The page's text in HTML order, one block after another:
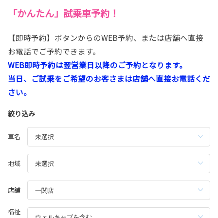
「かんたん」試乗車予約！
【即時予約】ボタンからのWEB予約、または店舗へ直接
お電話でご予約できます。
WEB即時予約は翌営業日以降のご予約となります。
当日、ご試乗をご希望のお客さまは店舗へ直接お電話くだ
さい。
絞り込み
車名
地域
店舗
福祉